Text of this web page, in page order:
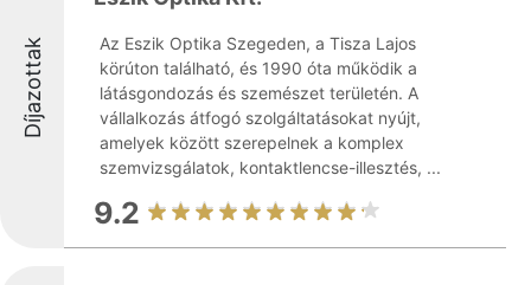
Díjazottak
Az Eszik Optika Szegeden, a Tisza Lajos
körúton található, és 1990 óta működik a
látásgondozás és szemészet területén. A
vállalkozás átfogó szolgáltatásokat nyújt,
amelyek között szerepelnek a komplex
szemvizsgálatok, kontaktlencse-illesztés, ...
9.2